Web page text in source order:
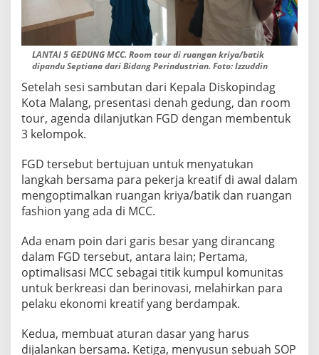
LANTAI 5 GEDUNG MCC. Room tour di ruangan kriya/batik
dipandu Septiana dari Bidang Perindustrian. Foto: Izzuddin
Setelah sesi sambutan dari Kepala Diskopindag
Kota Malang, presentasi denah gedung, dan room
tour, agenda dilanjutkan FGD dengan membentuk
3 kelompok.
FGD tersebut bertujuan untuk menyatukan
langkah bersama para pekerja kreatif di awal dalam
mengoptimalkan ruangan kriya/batik dan ruangan
fashion yang ada di MCC.
Ada enam poin dari garis besar yang dirancang
dalam FGD tersebut, antara lain; Pertama,
optimalisasi MCC sebagai titik kumpul komunitas
untuk berkreasi dan berinovasi, melahirkan para
pelaku ekonomi kreatif yang berdampak.
Kedua, membuat aturan dasar yang harus
dijalankan bersama. Ketiga, menyusun sebuah SOP